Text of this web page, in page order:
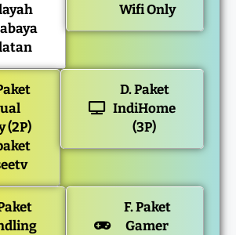
Wifi Only
(2P)
D. Paket
IndiHome
(3P)
F. Paket
Gamer